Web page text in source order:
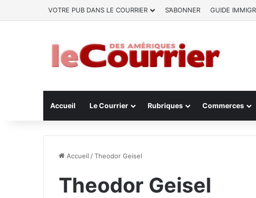
VOTRE PUB DANS LE COURRIER S’ABONNER GUIDE
Accueil Le Courrier Rubriques Commerces
Accueil /Theodor Geisel
Theodor Geisel